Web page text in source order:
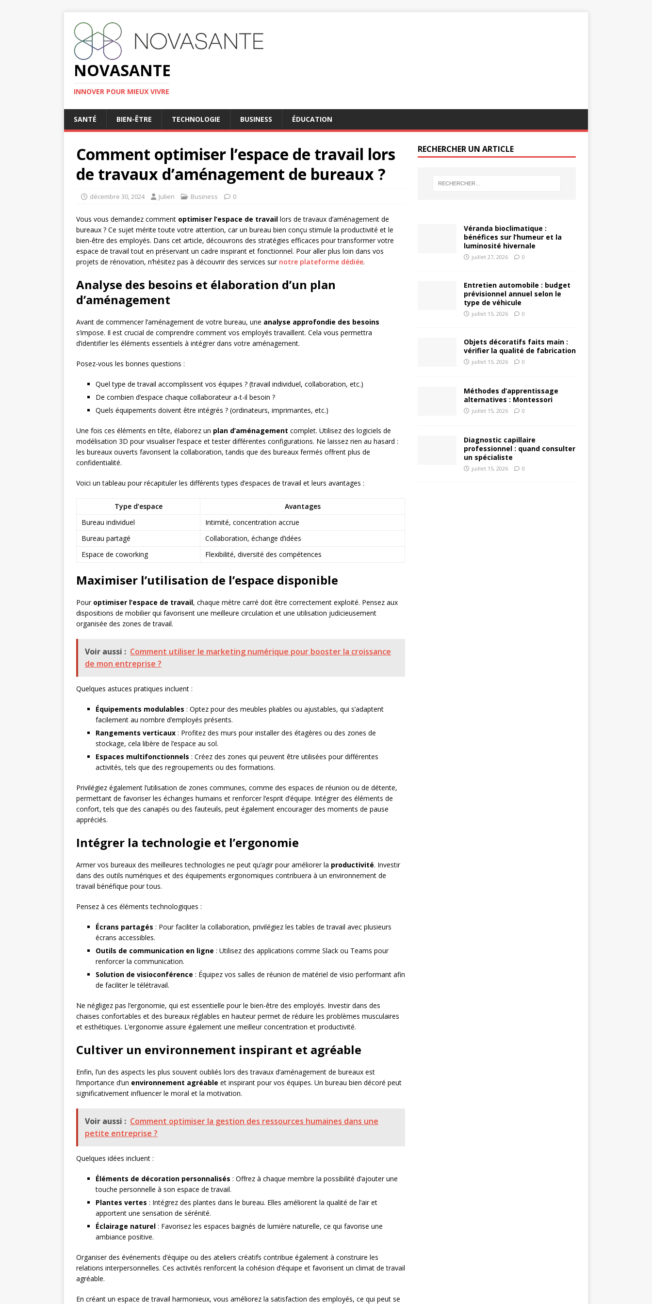
NOVASANTE
INNOVER POUR MIEUX VIVRE
SANTÉ BIEN-ÊTRE TECHNOLOGIE BUSINESS ÉDUCATION
Comment optimiser l’espace de travail lors
de travaux d’aménagement de bureaux ?
décembre 30, 2024 Julien Business 0
Vous vous demandez comment optimiser l’espace de travail lors de travaux d’aménagement de
bureaux ? Ce sujet mérite toute votre attention, car un bureau bien conçu stimule la productivité et le
bien-être des employés. Dans cet article, découvrons des stratégies efficaces pour transformer votre
espace de travail tout en préservant un cadre inspirant et fonctionnel. Pour aller plus loin dans vos
projets de rénovation, n’hésitez pas à découvrir des services sur notre plateforme dédiée.
Analyse des besoins et élaboration d’un plan
d’aménagement
Avant de commencer l’aménagement de votre bureau, une analyse approfondie des besoins
s’impose. Il est crucial de comprendre comment vos employés travaillent. Cela vous permettra
d’identifier les éléments essentiels à intégrer dans votre aménagement.
Posez-vous les bonnes questions :
Quel type de travail accomplissent vos équipes ? (travail individuel, collaboration, etc.)
De combien d’espace chaque collaborateur a-t-il besoin ?
Quels équipements doivent être intégrés ? (ordinateurs, imprimantes, etc.)
Une fois ces éléments en tête, élaborez un plan d’aménagement complet. Utilisez des logiciels de
modélisation 3D pour visualiser l’espace et tester différentes configurations. Ne laissez rien au hasard :
les bureaux ouverts favorisent la collaboration, tandis que des bureaux fermés offrent plus de
confidentialité.
Voici un tableau pour récapituler les différents types d’espaces de travail et leurs avantages :
Type d’espace
Avantages
Bureau individuel
Intimité, concentration accrue
Bureau partagé
Collaboration, échange d’idées
Espace de coworking
Flexibilité, diversité des compétences
Maximiser l’utilisation de l’espace disponible
Pour optimiser l’espace de travail, chaque mètre carré doit être correctement exploité. Pensez aux
dispositions de mobilier qui favorisent une meilleure circulation et une utilisation judicieusement
organisée des zones de travail.
Voir aussi : Comment utiliser le marketing numérique pour booster la croissance
de mon entreprise ?
Quelques astuces pratiques incluent :
Équipements modulables : Optez pour des meubles pliables ou ajustables, qui s’adaptent
facilement au nombre d’employés présents.
Rangements verticaux : Profitez des murs pour installer des étagères ou des zones de
stockage, cela libère de l’espace au sol.
Espaces multifonctionnels : Créez des zones qui peuvent être utilisées pour différentes
activités, tels que des regroupements ou des formations.
Privilégiez également l’utilisation de zones communes, comme des espaces de réunion ou de détente,
permettant de favoriser les échanges humains et renforcer l’esprit d’équipe. Intégrer des éléments de
confort, tels que des canapés ou des fauteuils, peut également encourager des moments de pause
appréciés.
Intégrer la technologie et l’ergonomie
Armer vos bureaux des meilleures technologies ne peut qu’agir pour améliorer la productivité. Investir
dans des outils numériques et des équipements ergonomiques contribuera à un environnement de
travail bénéfique pour tous.
Pensez à ces éléments technologiques :
Écrans partagés : Pour faciliter la collaboration, privilégiez les tables de travail avec plusieurs
écrans accessibles.
Outils de communication en ligne : Utilisez des applications comme Slack ou Teams pour
renforcer la communication.
Solution de visioconférence : Équipez vos salles de réunion de matériel de visio performant afin
de faciliter le télétravail.
Ne négligez pas l’ergonomie, qui est essentielle pour le bien-être des employés. Investir dans des
chaises confortables et des bureaux réglables en hauteur permet de réduire les problèmes musculaires
et esthétiques. L’ergonomie assure également une meilleur concentration et productivité.
Cultiver un environnement inspirant et agréable
Enfin, l’un des aspects les plus souvent oubliés lors des travaux d’aménagement de bureaux est
l’importance d’un environnement agréable et inspirant pour vos équipes. Un bureau bien décoré peut
significativement influencer le moral et la motivation.
Voir aussi : Comment optimiser la gestion des ressources humaines dans une
petite entreprise ?
Quelques idées incluent :
Éléments de décoration personnalisés : Offrez à chaque membre la possibilité d’ajouter une
touche personnelle à son espace de travail.
Plantes vertes : Intégrez des plantes dans le bureau. Elles améliorent la qualité de l’air et
apportent une sensation de sérénité.
Éclairage naturel : Favorisez les espaces baignés de lumière naturelle, ce qui favorise une
ambiance positive.
Organiser des événements d’équipe ou des ateliers créatifs contribue également à construire les
relations interpersonnelles. Ces activités renforcent la cohésion d’équipe et favorisent un climat de travail
agréable.
En créant un espace de travail harmonieux, vous améliorez la satisfaction des employés, ce qui peut se
RECHERCHER UN ARTICLE
Véranda bioclimatique :
bénéfices sur l’humeur et la
luminosité hivernale
juillet 27, 2026 0
Entretien automobile : budget
prévisionnel annuel selon le
type de véhicule
juillet 15, 2026 0
Objets décoratifs faits main :
vérifier la qualité de fabrication
juillet 15, 2026 0
Méthodes d’apprentissage
alternatives : Montessori
juillet 15, 2026 0
Diagnostic capillaire
professionnel : quand consulter
un spécialiste
juillet 15, 2026 0